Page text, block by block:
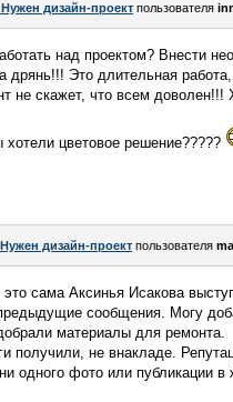
дизайн-проект пользователя
над проектом? Внести
дрянь!!! Это длительная
не скажет, что всем
цветовое решение?????
дизайн-проект пользователя
сама Аксинья Исакова
сообщения. Могу
материалы для ремонта.
получили, не внакладе.
одного фото или публикации